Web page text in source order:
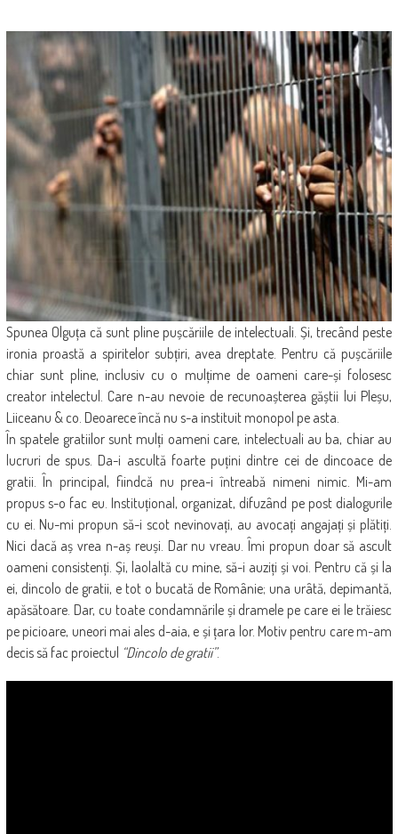
Spunea Olguța că sunt pline pușcăriile de intelectuali. Și, trecând peste
ironia proastă a spiritelor subțiri, avea dreptate. Pentru că pușcăriile
chiar sunt pline, inclusiv cu o mulțime de oameni care-și folosesc
creator intelectul. Care n-au nevoie de recunoașterea găștii lui Pleșu,
Liiceanu & co. Deoarece încă nu s-a instituit monopol pe asta.
În spatele gratiilor sunt mulți oameni care, intelectuali au ba, chiar au
lucruri de spus. Da-i ascultă foarte puțini dintre cei de dincoace de
gratii. În principal, fiindcă nu prea-i întreabă nimeni nimic. Mi-am
propus s-o fac eu. Instituțional, organizat, difuzând pe post dialogurile
cu ei. Nu-mi propun să-i scot nevinovați, au avocați angajați și plătiți.
Nici dacă aș vrea n-aș reuși. Dar nu vreau. Îmi propun doar să ascult
oameni consistenți. Și, laolaltă cu mine, să-i auziți și voi. Pentru că și la
ei, dincolo de gratii, e tot o bucată de Românie; una urâtă, depimantă,
apăsătoare. Dar, cu toate condamnările și dramele pe care ei le trăiesc
pe picioare, uneori mai ales d-aia, e și țara lor. Motiv pentru care m-am
decis să fac proiectul “Dincolo de gratii”.